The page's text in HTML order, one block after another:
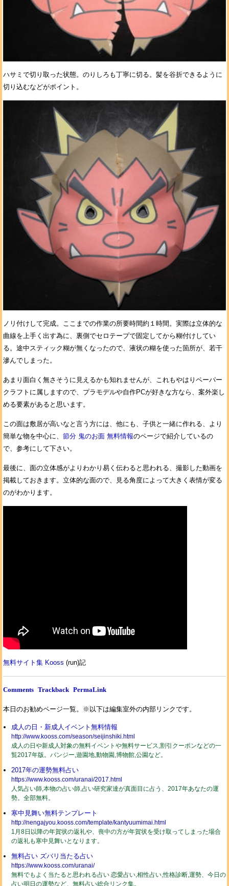
ハサミで切り取った状態。のりしろも丁寧に切る。髪を谷折できるように
切り込むなどがポイント。
ノリ付けして完成。ここまでの作業の所要時間約１時間。実際は立体的な
曲線を上手く出す為に、裏側でセロテープで固定してから糊付けしてい
る。途中スティック糊が無くなったので、液状の糊を使った箇所が、若干
滲んでしまった。
あまり面白く無さそうに見えるかも知れませんが、これもやはりペーパー
クラフトに属しますので、プラモデルや自作PCが好きな方なら、案外楽し
める要素があると思います。
この面は敷居が高いなと言う方には、他にも、子供と一緒に作れる、より
簡単な物を中心に、 節分 鬼のお面 無料情報のページで紹介しているの
で、参考にして下さい。
最後に、面の立体感がよりわかり易く伝わると思われる、撮影した動画を
掲載しておきます。立体的な面ので、見る角度によって大きく表情が変る
のがわかります。
無料サイト集 Kooss (run)記
Comments Trackback PermaLink
本日のお勧めページ一覧。※以下は編集室外の内部リンクです。
成人の日・新成人イベント無料情報
http://www.kooss.com/season/seijinshiki.html
成人の日や新成人対象の無料イベントや無料サービス,割引クーポンなどの一
覧2017年版。バンジー,遊園地,動物園,博物館,公園など。
2017年の運勢無料占い
https://www.kooss.com/uranai/2017.html
人気占い師,本物の占い師,占い研究家達が真面目に占う、2017年あなたの運
勢。全部無料。
寒中見舞い無料テンプレート
http://nengajyou.kooss.com/template/kantyuumimai.html
1月8日以降の年賀状の返礼や、喪中の方が年賀状を受け取ってしまった場合
の返礼も寒中見舞いとなります。
無料占い ズバリ当たる占い
https://www.kooss.com/uranai/
無料でもよく当たると思われる占い 恋愛占い,相性占い,性格診断,運勢、今日の
占い明日の運勢など、無料占い総合リンク集。